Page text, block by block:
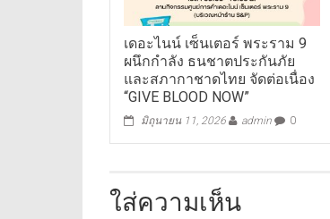
เดอะไนน์ เซ็นเตอร์ พระราม 9
ผนึกกำลัง ธนชาตประกันภัย
และสภากาชาดไทย จัดต่อเนื่อง
“GIVE BLOOD NOW”
มิถุนายน 11, 2026 admin 0
ใส่ความเห็น